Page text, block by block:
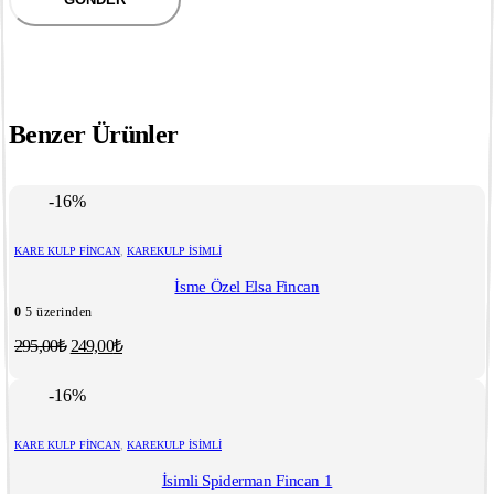
Benzer Ürünler
-16%
KARE KULP FINCAN KAREKULP İSIMLI
İsme Özel Elsa Fincan
0 5 üzerinden
295,00₺ Orijinal
249,00₺Şu
-16%
KARE KULP FINCAN KAREKULP İSIMLI
İsimli Spiderman Fincan 1